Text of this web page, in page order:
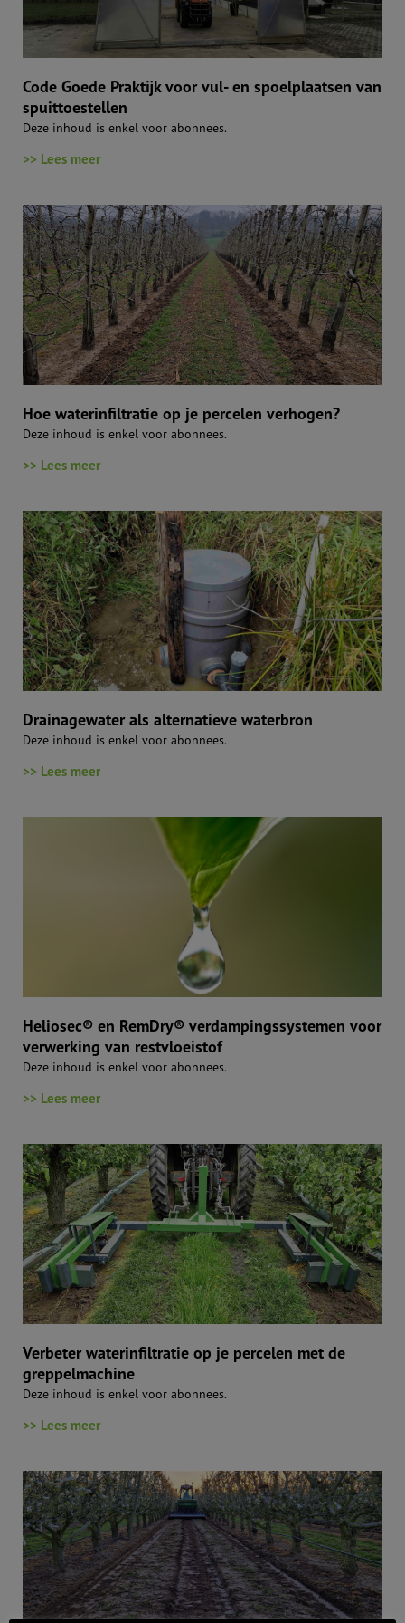
Code Goede Praktijk voor vul- en spoelplaatsen van
spuittoestellen
Deze inhoud is enkel voor abonnees.
>> Lees meer
Hoe waterinfiltratie op je percelen verhogen?
Deze inhoud is enkel voor abonnees.
>> Lees meer
Drainagewater als alternatieve waterbron
Deze inhoud is enkel voor abonnees.
>> Lees meer
Heliosec® en RemDry® verdampingssystemen voor
verwerking van restvloeistof
Deze inhoud is enkel voor abonnees.
>> Lees meer
Verbeter waterinfiltratie op je percelen met de
greppelmachine
Deze inhoud is enkel voor abonnees.
>> Lees meer